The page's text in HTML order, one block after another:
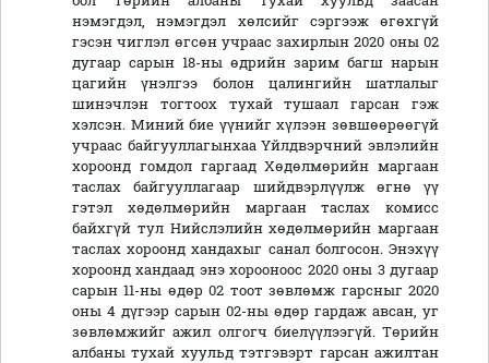
нэмэгдэл, нэмэгдэл хөлсийг сэргээж өгөхгүй
гэсэн чиглэл өгсөн учраас захирлын 2020 оны 02
дугаар сарын 18-ны өдрийн зарим багш нарын
цагийн үнэлгээ болон цалингийн шатлалыг
шинэчлэн тогтоох тухай тушаал гарсан гэж
хэлсэн. Миний бие үүнийг хүлээн зөвшөөрөөгүй
учраас байгууллагынхаа Үйлдвэрчний эвлэлийн
хороонд гомдол гаргаад Хөдөлмөрийн маргаан
таслах байгууллагаар шийдвэрлүүлж өгнө үү
гэтэл хөдөлмөрийн маргаан таслах комисс
байхгүй тул Нийслэлийн хөдөлмөрийн маргаан
таслах хороонд хандахыг санал болгосон. Энэхүү
хороонд хандаад энэ хорооноос 2020 оны 3 дугаар
сарын 11-ны өдөр 02 тоот зөвлөмж гарсныг 2020
оны 4 дүгээр сарын 02-ны өдөр гардаж авсан, уг
зөвлөмжийг ажил олгогч биелүүлээгүй. Төрийн
албаны тухай хуульд тэтгэвэрт гарсан ажилтан